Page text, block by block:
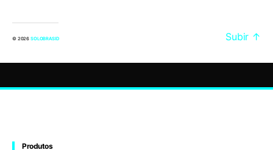
© 2026 SOLOBRASID Subir ↑
Produtos